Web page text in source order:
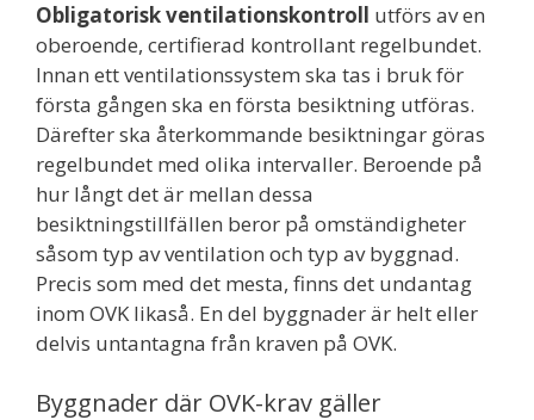
Obligatorisk ventilationskontroll utförs av en
oberoende, certifierad kontrollant regelbundet.
Innan ett ventilationssystem ska tas i bruk för
första gången ska en första besiktning utföras.
Därefter ska återkommande besiktningar göras
regelbundet med olika intervaller. Beroende på
hur långt det är mellan dessa
besiktningstillfällen beror på omständigheter
såsom typ av ventilation och typ av byggnad.
Precis som med det mesta, finns det undantag
inom OVK likaså. En del byggnader är helt eller
delvis untantagna från kraven på OVK.
Byggnader där OVK-krav gäller